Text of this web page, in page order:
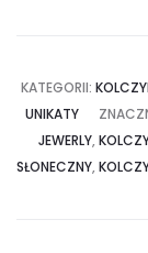
KATEGORII:
UNIKATY
JEWERLY,
SŁONECZNY,